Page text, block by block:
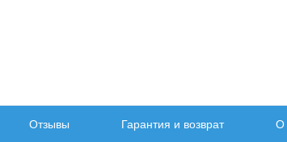
Отзывы Гарантия и возврат О